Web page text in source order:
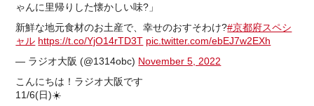
ゃんに里帰りした懐かしい味?」
新鮮な地元食材のお土産で、幸せのおすそわけ?#京都府スペシ
ャル https://t.co/YjO14rTD3T pic.twitter.com/ebEJ7w2EXh
— ラジオ大阪 (@1314obc) November 5, 2022
こんにちは！ラジオ大阪です
11/6(日)☀️